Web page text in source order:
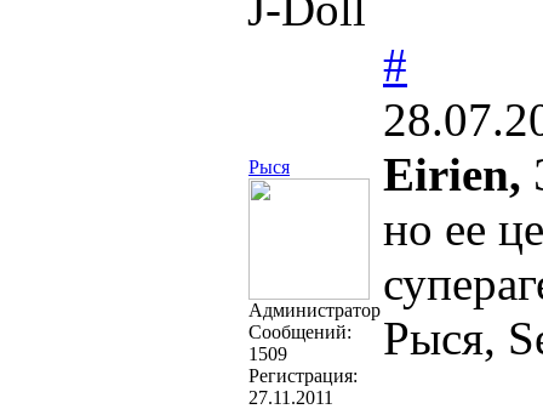
Рыся
Администратор
Cообщений:
1509
Регистрация:
27.11.2011
#
Eirien,
но ее
Рыся,